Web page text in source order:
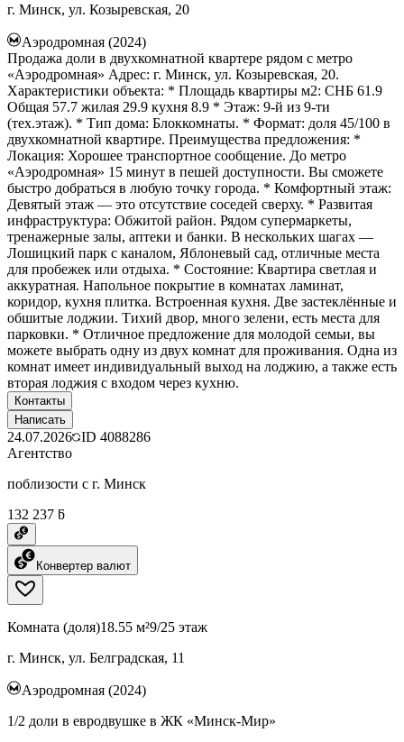
г. Минск, ул. Козыревская, 20
Аэродромная (2024)
Продажа доли в двухкомнатной квартере рядом с метро
«Аэродромная» Адрес: г. Минск, ул. Козыревская, 20.
Характеристики объекта: * Площадь квартиры м2: СНБ 61.9
Общая 57.7 жилая 29.9 кухня 8.9 * Этаж: 9-й из 9-ти
(тех.этаж). * Тип дома: Блоккомнаты. * Формат: доля 45/100 в
двухкомнатной квартире. Преимущества предложения: *
Локация: Хорошее транспортное сообщение. До метро
«Аэродромная» 15 минут в пешей доступности. Вы сможете
быстро добраться в любую точку города. * Комфортный этаж:
Девятый этаж — это отсутствие соседей сверху. * Развитая
инфраструктура: Обжитой район. Рядом супермаркеты,
тренажерные залы, аптеки и банки. В нескольких шагах —
Лошицкий парк с каналом, Яблоневый сад, отличные места
для пробежек или отдыха. * Состояние: Квартира светлая и
аккуратная. Напольное покрытие в комнатах ламинат,
коридор, кухня плитка. Встроенная кухня. Две застеклённые и
обшитые лоджии. Тихий двор, много зелени, есть места для
парковки. * Отличное предложение для молодой семьи, вы
можете выбрать одну из двух комнат для проживания. Одна из
комнат имеет индивидуальный выход на лоджию, а также есть
вторая лоджия с входом через кухню.
Контакты
Написать
24.07.2026 ID 4088286
Агентство
поблизости с г. Минск
132 237 ƃ
Конвертер валют
Комната (доля)18.55 м²9/25 этаж
г. Минск, ул. Белградская, 11
Аэродромная (2024)
1/2 доли в евродвушке в ЖК «Минск-Мир»